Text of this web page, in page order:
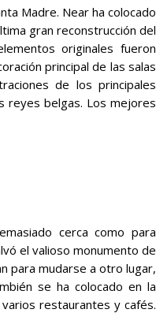
Madre. Near ha colocado
gran reconstrucción del
originales fueron
principal de las salas
de los principales
reyes belgas. Los mejores
cerca como para
el valioso monumento de
para mudarse a otro lugar,
se ha colocado en la
restaurantes y cafés.